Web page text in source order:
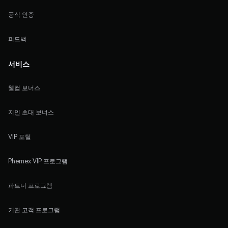
공식 인증
피드백
서비스
웰컴 보너스
지인 초대 보너스
VIP 포털
Phemex VIP 프로그램
파트너 프로그램
기관 고객 프로그램